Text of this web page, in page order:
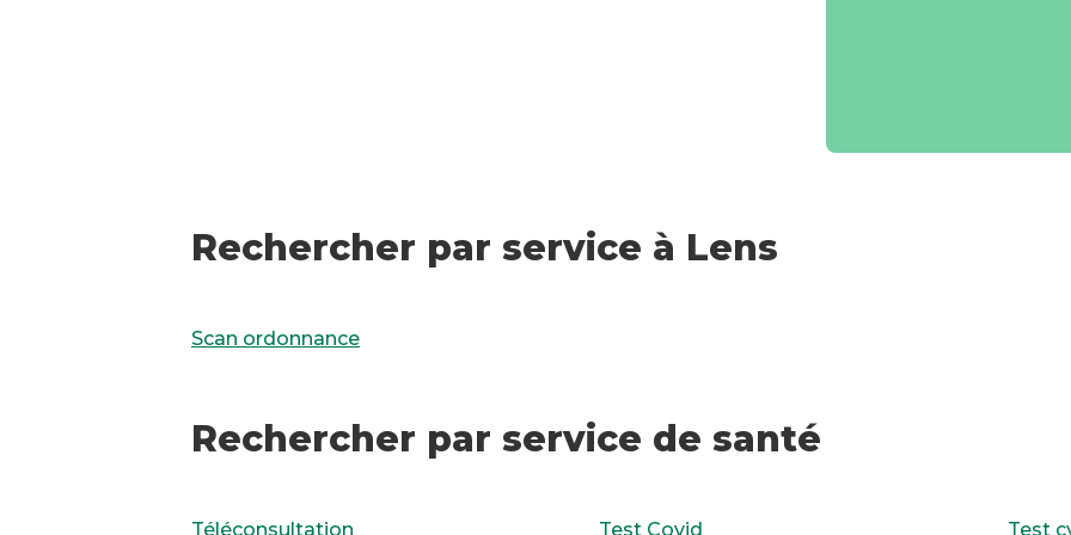
Rechercher par service à Lens
Scan ordonnance
Rechercher par service de santé
Téléconsultation Test Covid Test